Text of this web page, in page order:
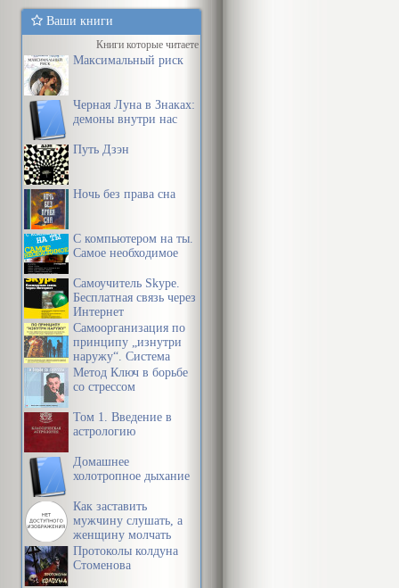
Ваши книги
Книги которые читаете
Максимальный риск
Черная Луна в Знаках:
демоны внутри нас
Путь Дзэн
Ночь без права сна
С компьютером на ты.
Самое необходимое
Самоучитель Skype.
Бесплатная связь через
Интернет
Самоорганизация по
принципу „изнутри
наружу“. Система
эффективной
организации
предметной среды,
информации и
времени
Метод Ключ в борьбе
со стрессом
Том 1. Введение в
астрологию
Домашнее
холотропное дыхание
Как заставить
мужчину слушать, а
женщину молчать
Протоколы колдуна
Стоменова